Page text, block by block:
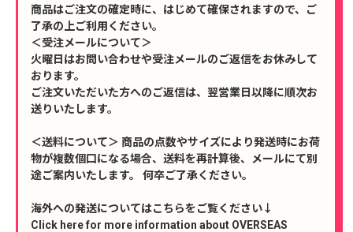
商品はご注文の確定時に、はじめて確保されますので、ご
了承の上ご利用ください。
＜受注メールについて＞
火曜日はお問い合わせや受注メールのご返信をお休みして
おります。
ご注文いただいた方へのご返信は、翌営業日以降に順次お
送りいたします。
＜送料について＞ 商品の点数やサイズにより発送時にお荷
物が複数個口になる場合、送料を再計算後、メールにて別
途ご案内いたします。 何卒ご了承ください。
海外への発送についてはこちらをご覧ください↓
Click here for more information about OVERSEAS